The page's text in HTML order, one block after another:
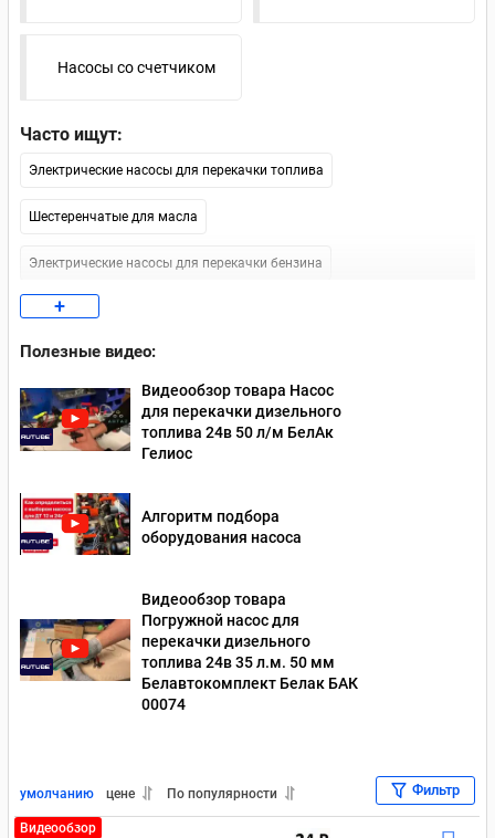
Насосы со счетчиком
Часто ищут:
Электрические насосы для перекачки топлива
Шестеренчатые для масла
Электрические насосы для перекачки бензина
Насосы для дизеля 12В
Электрические насосы для перекачки масла
Насосы для перекачки дизельного топлива 220 В
Насосы для перекачки дизельного топлива 24 Вольт
Насосы для перекачки масла 12 В
Насосы для перекачки масла 220 В
Насосы для перекачки бензина 220 В Насосы для бензина 12В
Насосы для перекачки бензина 24 В Для отработки
+
Полезные видео:
Видеообзор товара Насос
для перекачки дизельного
топлива 24в 50 л/м БелАк
Гелиос
Алгоритм подбора
оборудования насоса
Видеообзор товара
Погружной насос для
перекачки дизельного
топлива 24в 35 л.м. 50 мм
Белавтокомплект Белак БАК
00074
умолчанию цене По популярности Фильтр
Видеообзор